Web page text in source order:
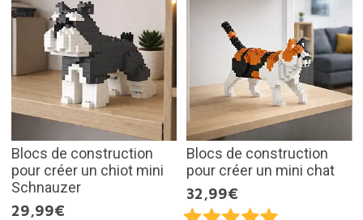
Blocs de construction
pour créer un chiot mini
Schnauzer
29,99€
Blocs de construction
pour créer un mini chat
32,99€